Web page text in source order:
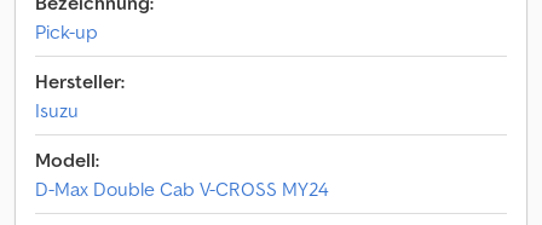
Pick-up
Hersteller:
Isuzu
Modell:
D-Max Double Cab V-CROSS MY24